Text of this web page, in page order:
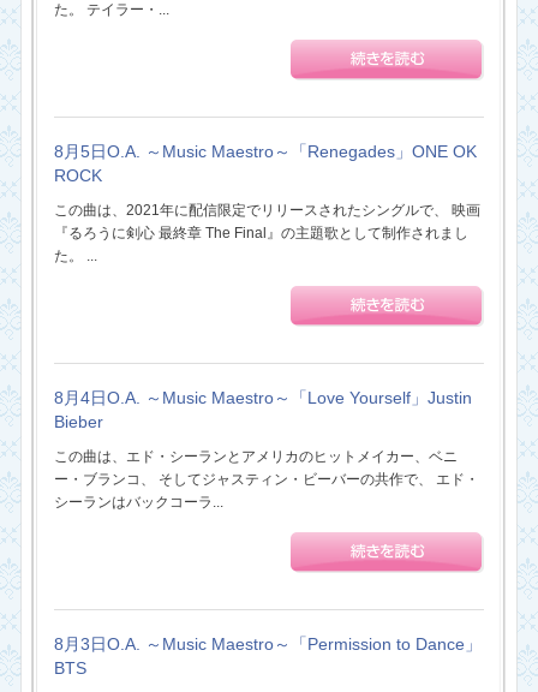
た。 テイラー・...
8月5日O.A. ～Music Maestro～「Renegades」ONE OK
ROCK
この曲は、2021年に配信限定でリリースされたシングルで、 映画
『るろうに剣心 最終章 The Final』の主題歌として制作されまし
た。 ...
8月4日O.A. ～Music Maestro～「Love Yourself」Justin
Bieber
この曲は、エド・シーランとアメリカのヒットメイカー、ベニ
ー・ブランコ、 そしてジャスティン・ビーバーの共作で、 エド・
シーランはバックコーラ...
8月3日O.A. ～Music Maestro～「Permission to Dance」
BTS